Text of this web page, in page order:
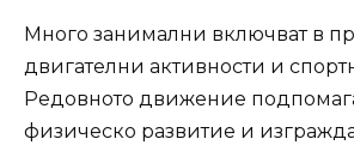
Много занимални включват в
двигателни активности и
Редовното движение
физическо развитие и